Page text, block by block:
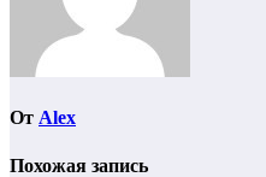
От Alex
Похожая запись